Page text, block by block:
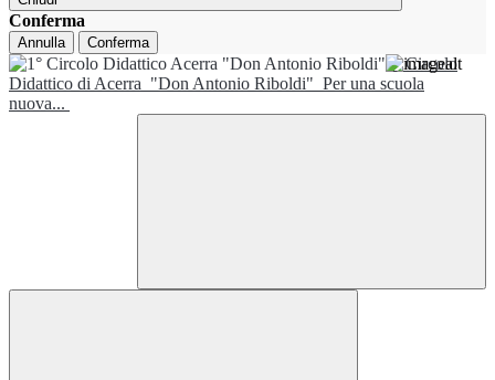
Conferma
Annulla Conferma
1° Circolo
Didattico di Acerra "Don Antonio Riboldi" Per una scuola
nuova...